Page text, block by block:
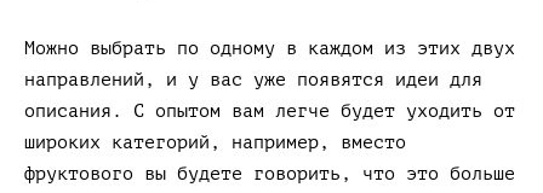
Можно выбрать по одному в каждом из этих двух
направлений, и у вас уже появятся идеи для
описания. С опытом вам легче будет уходить от
широких категорий, например, вместо
фруктового вы будете говорить, что это больше